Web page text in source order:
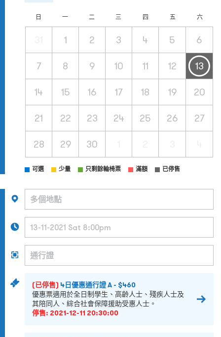
日 一 二 三 四 五 六
1 2 3 4 5 6
7 8 9 10 11 12 13
14 15 16 17 18 19 20
21 22 23 24 25 26 27
28 29 30
可選 少量 只剩餘輪椅票 滿額 已停售
(已停售) 4日優惠通行證 A - $460
優惠票適用於全日制學生、高齡人士、殘疾人士及
其陪同人、綜合社會保障援助受惠人士。
停售: 2021-12-11 20:30:00